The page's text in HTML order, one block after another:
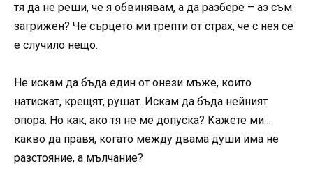
тя да не реши, че я обвинявам, а да разбере – аз съм
загрижен? Че сърцето ми трепти от страх, че с нея се
е случило нещо.
Не искам да бъда един от онези мъже, които
натискат, крещят, рушат. Искам да бъда нейният
опора. Но как, ако тя не ме допуска? Кажете ми…
какво да правя, когато между двама души има не
разстояние, а мълчание?